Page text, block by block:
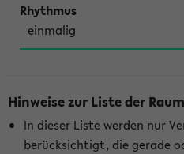
einmalig
Hinweise zur Liste der
In dieser Liste werden nur
berücksichtigt, die gerade